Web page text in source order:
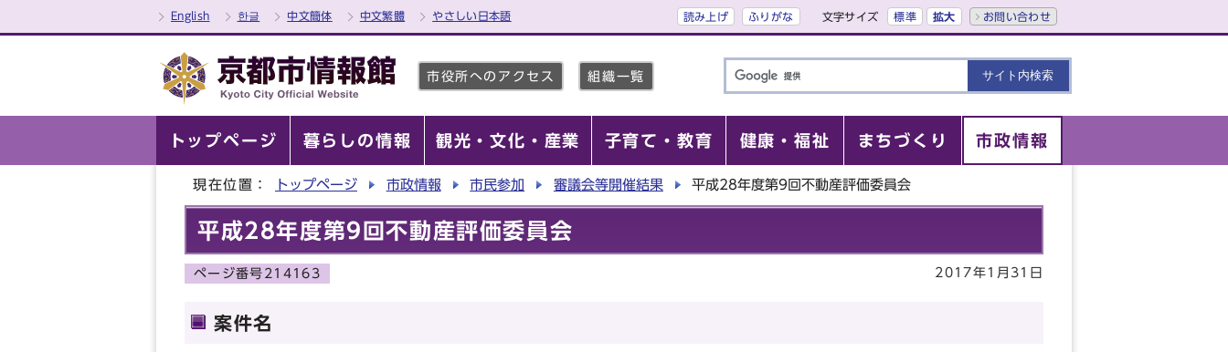
English 한글 中文簡体 中文繁體 やさしい日本語 読み上げ ふりがな 文字サイズ 標準 拡大 お問い合わせ
市役所へのアクセス 組織一覧
トップページ 暮らしの情報 観光・文化・産業 子育て・教育 健康・福祉 まちづくり 市政情報
現在位置： トップページ 市政情報 市民参加 審議会等開催結果 平成28年度第9回不動産評価委員会
平成28年度第9回不動産評価委員会
ページ番号214163 2017年1月31日
案件名